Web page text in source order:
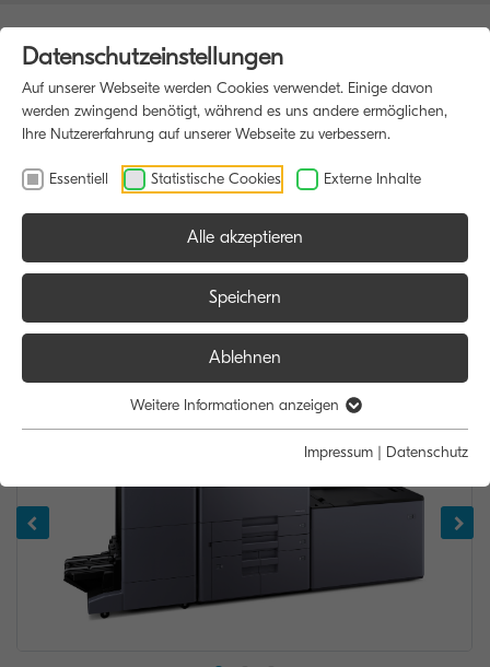
Datenschutzeinstellungen
Auf unserer Webseite werden Cookies verwendet. Einige davon
werden zwingend benötigt, während es uns andere ermöglichen,
Ihre Nutzererfahrung auf unserer Webseite zu verbessern.
Essentiell Statistische Cookies Externe Inhalte
Alle akzeptieren
Speichern
Ablehnen
Weitere Informationen anzeigen
Impressum | Datenschutz